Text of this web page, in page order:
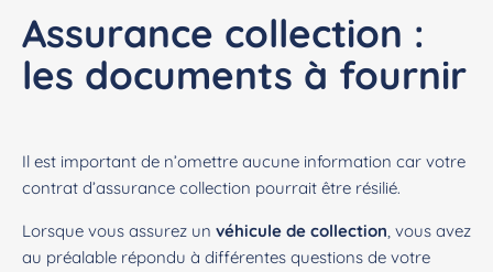
Assurance collection :
les documents à fournir
Il est important de n’omettre aucune information car votre
contrat d’assurance collection pourrait être résilié.
Lorsque vous assurez un véhicule de collection, vous avez
au préalable répondu à différentes questions de votre